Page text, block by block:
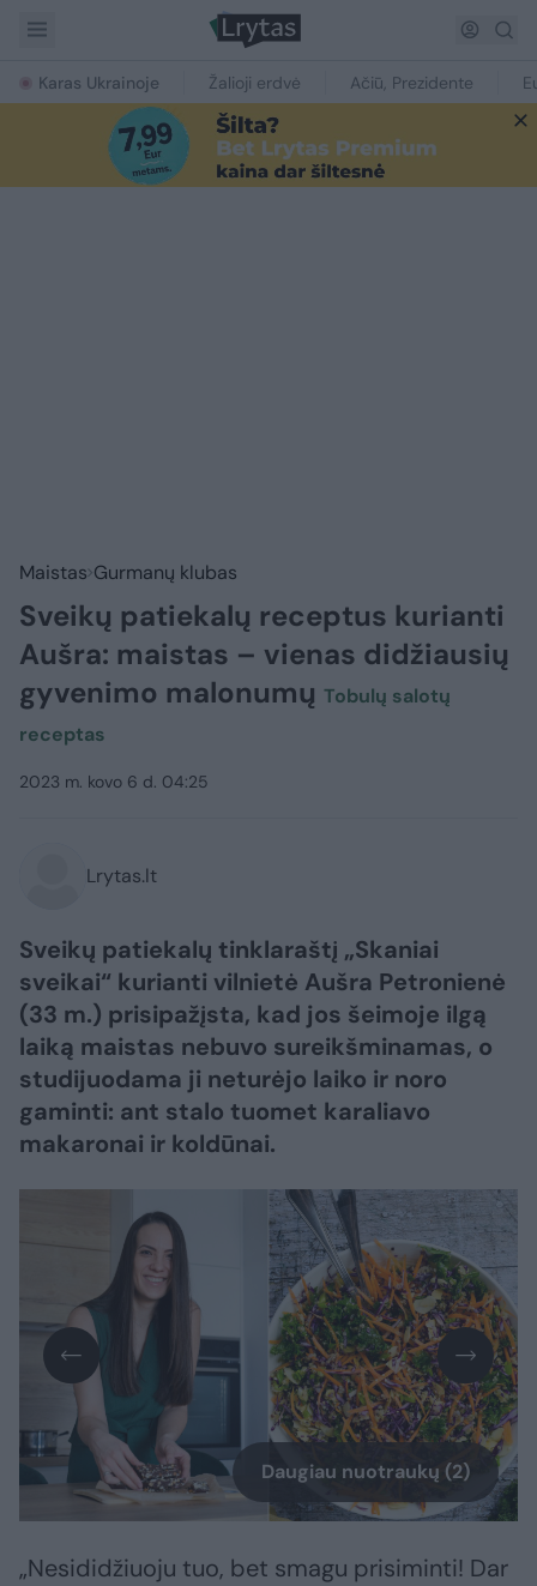
Karas Ukrainoje Žalioji erdvė Ačiū, Prezidente
Maistas Gurmanų klubas
Sveikų patiekalų receptus kurianti
Aušra: maistas – vienas didžiausių
gyvenimo malonumų Tobulų salotų
receptas
2023 m. kovo 6 d. 04:25
Lrytas.lt
Sveikų patiekalų tinklaraštį „Skaniai
sveikai“ kurianti vilnietė Aušra Petronienė
(33 m.) prisipažįsta, kad jos šeimoje ilgą
laiką maistas nebuvo sureikšminamas, o
studijuodama ji neturėjo laiko ir noro
gaminti: ant stalo tuomet karaliavo
makaronai ir koldūnai.
Daugiau nuotraukų (2)
„Nesididžiuoju tuo, bet smagu prisiminti! Dar